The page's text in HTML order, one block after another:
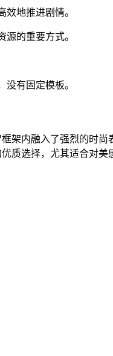
地推进剧情。
的重要方式。
有固定模板。
架内融入了强烈的时
质选择，尤其适合对美